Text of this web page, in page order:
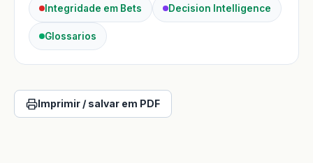
Integridade em Bets Decision Intelligence
Glossarios
Imprimir / salvar em PDF